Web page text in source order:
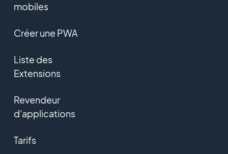
mobiles
Créer une PWA
Liste des
Extensions
Revendeur
d'applications
Tarifs